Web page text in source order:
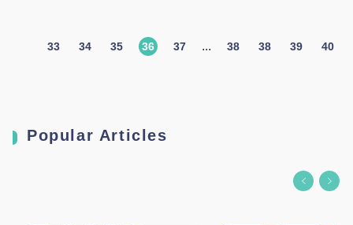
33 34 35 36 37 ... 38 38 39 40
Popular Articles